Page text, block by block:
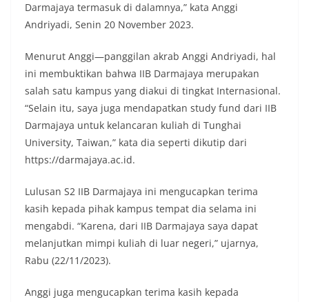
Darmajaya termasuk di dalamnya,” kata Anggi
Andriyadi, Senin 20 November 2023.
Menurut Anggi—panggilan akrab Anggi Andriyadi, hal
ini membuktikan bahwa IIB Darmajaya merupakan
salah satu kampus yang diakui di tingkat Internasional.
“Selain itu, saya juga mendapatkan study fund dari IIB
Darmajaya untuk kelancaran kuliah di Tunghai
University, Taiwan,” kata dia seperti dikutip dari
https://darmajaya.ac.id.
Lulusan S2 IIB Darmajaya ini mengucapkan terima
kasih kepada pihak kampus tempat dia selama ini
mengabdi. “Karena, dari IIB Darmajaya saya dapat
melanjutkan mimpi kuliah di luar negeri,” ujarnya,
Rabu (22/11/2023).
Anggi juga mengucapkan terima kasih kepada